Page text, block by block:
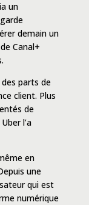
un
demain un
Canal+
des parts de
client. Plus
de
l’a
en
une
qui est
numérique